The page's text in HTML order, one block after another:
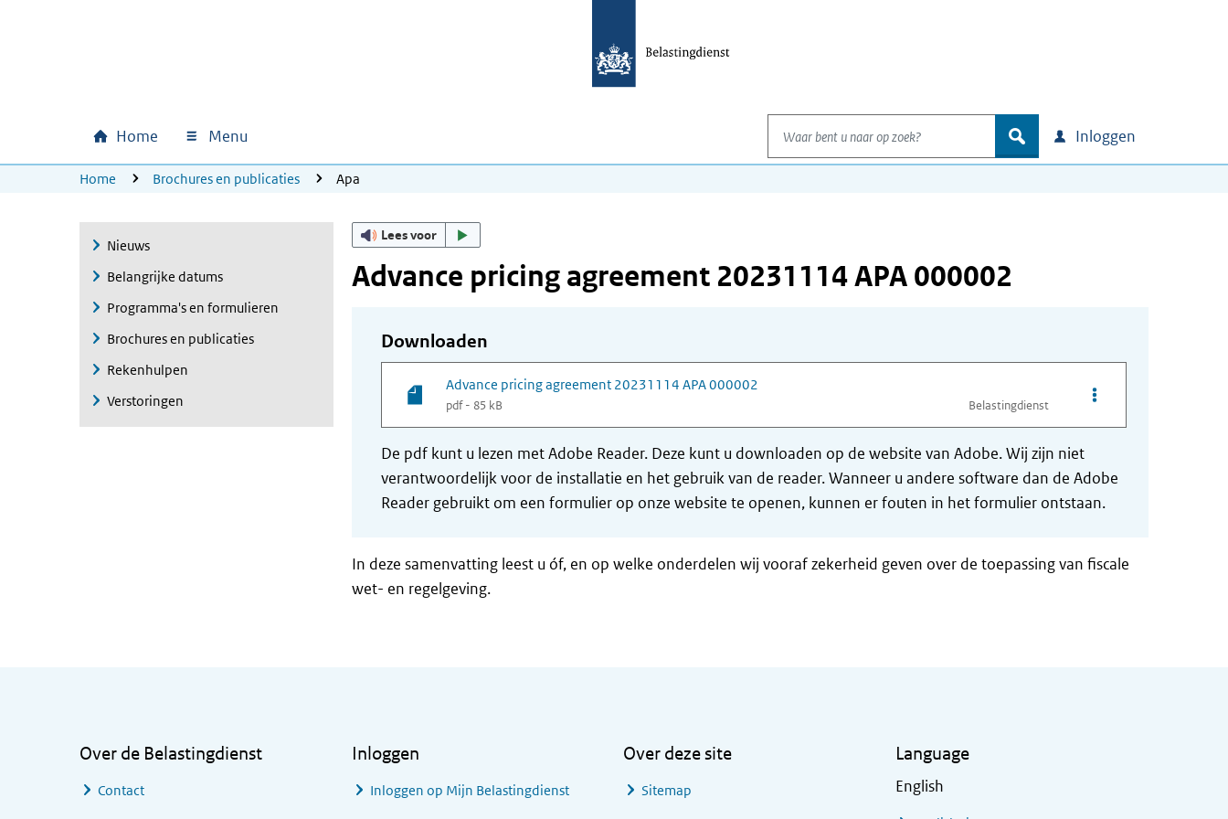
Hoofdnavigatie
Home Menu
Waar bent u naar op zoek?
zoek Inloggen
U bevindt zich hier:
Home Brochures en publicaties Apa
Nieuws
Belangrijke datums
Programma's en formulieren
Brochures en publicaties
Rekenhulpen
Verstoringen
Lees voor
Advance pricing agreement 20231114 APA 000002
Downloaden
Advance pricing agreement 20231114 APA 000002
pdf - 85 kB Belastingdienst
Opties van bestand
De pdf kunt u lezen met Adobe Reader. Deze kunt u downloaden op de website van Adobe. Wij zijn niet
verantwoordelijk voor de installatie en het gebruik van de reader. Wanneer u andere software dan de Adobe
Reader gebruikt om een formulier op onze website te openen, kunnen er fouten in het formulier ontstaan.
In deze samenvatting leest u óf, en op welke onderdelen wij vooraf zekerheid geven over de toepassing van fiscale
wet- en regelgeving.
Over de Belastingdienst
Contact
Inloggen
Inloggen op Mijn Belastingdienst
Over deze site
Sitemap
Language
English